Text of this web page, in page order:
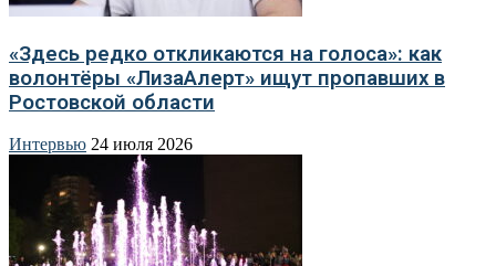
«Здесь редко откликаются на голоса»: как
волонтёры «ЛизаАлерт» ищут пропавших в
Ростовской области
Интервью 24 июля 2026